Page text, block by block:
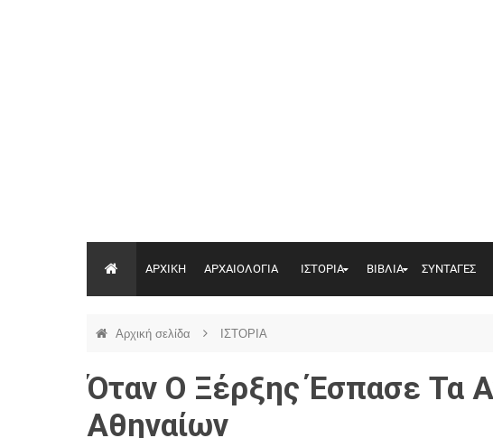
ΑΡΧΙΚΗ ΑΡΧΑΙΟΛΟΓΙΑ ΙΣΤΟΡΙΑ ΒΙΒΛΙΑ ΣΥΝΤΑΓΕΣ
Αρχική σελίδα ΙΣΤΟΡΙΑ
Όταν Ο Ξέρξης Έσπασε Τα
Αθηναίων